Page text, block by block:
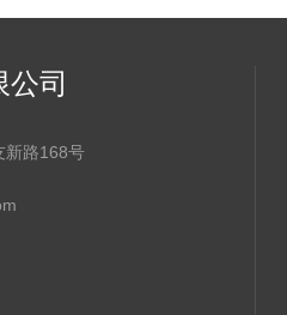
司
新路168号